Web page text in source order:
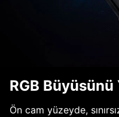
RGB Büyüsünü
Ön cam yüzeyde,